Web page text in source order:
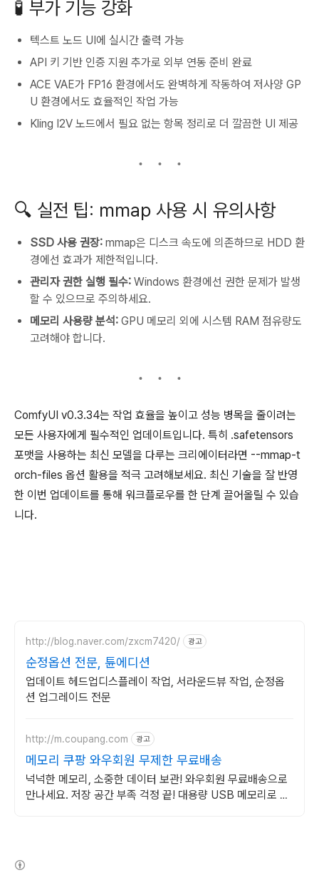
🧪 부가 기능 강화
텍스트 노드 UI에 실시간 출력 가능
API 키 기반 인증 지원 추가로 외부 연동 준비 완료
ACE VAE가 FP16 환경에서도 완벽하게 작동하여 저사양 GP
U 환경에서도 효율적인 작업 가능
Kling I2V 노드에서 필요 없는 항목 정리로 더 깔끔한 UI 제공
🔍 실전 팁: mmap 사용 시 유의사항
SSD 사용 권장: mmap은 디스크 속도에 의존하므로 HDD 환
경에선 효과가 제한적입니다.
관리자 권한 실행 필수: Windows 환경에선 권한 문제가 발생
할 수 있으므로 주의하세요.
메모리 사용량 분석: GPU 메모리 외에 시스템 RAM 점유량도
고려해야 합니다.
ComfyUI v0.3.34는 작업 효율을 높이고 성능 병목을 줄이려는
모든 사용자에게 필수적인 업데이트입니다. 특히 .safetensors
포맷을 사용하는 최신 모델을 다루는 크리에이터라면 --mmap-t
orch-files 옵션 활용을 적극 고려해보세요. 최신 기술을 잘 반영
한 이번 업데이트를 통해 워크플로우를 한 단계 끌어올릴 수 있습
니다.
http://blog.naver.com/zxcm7420/ 광고
순정옵션 전문, 튠에디션
업데이트 헤드업디스플레이 작업, 서라운드뷰 작업, 순정옵
션 업그레이드 전문
http://m.coupang.com 광고
메모리 쿠팡 와우회원 무제한 무료배송
넉넉한 메모리, 소중한 데이터 보관! 와우회원 무료배송으로
만나세요. 저장 공간 부족 걱정 끝! 대용량 USB 메모리로 여